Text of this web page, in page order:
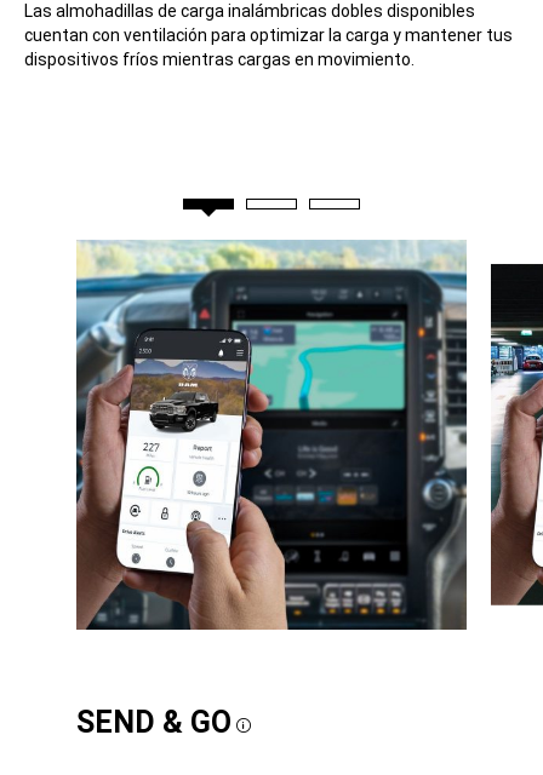
Las almohadillas de carga inalámbricas dobles disponibles
cuentan con ventilación para optimizar la carga y mantener tus
dispositivos fríos mientras cargas en movimiento.
SEND & GO Disclosure